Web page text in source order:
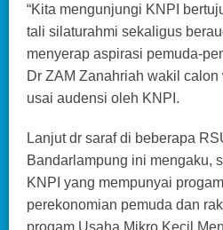
“Kita mengunjungi KNPI
tali silaturahmi sekaligus
menyerap aspirasi pemuda-
Dr ZAM Zanahriah wakil
usai audensi oleh KNPI.
Lanjut dr saraf di beberapa
Bandarlampung ini mengaku,
KNPI yang mempunyai
perekonomian pemuda dan
progam Usaha Mikro Kecil